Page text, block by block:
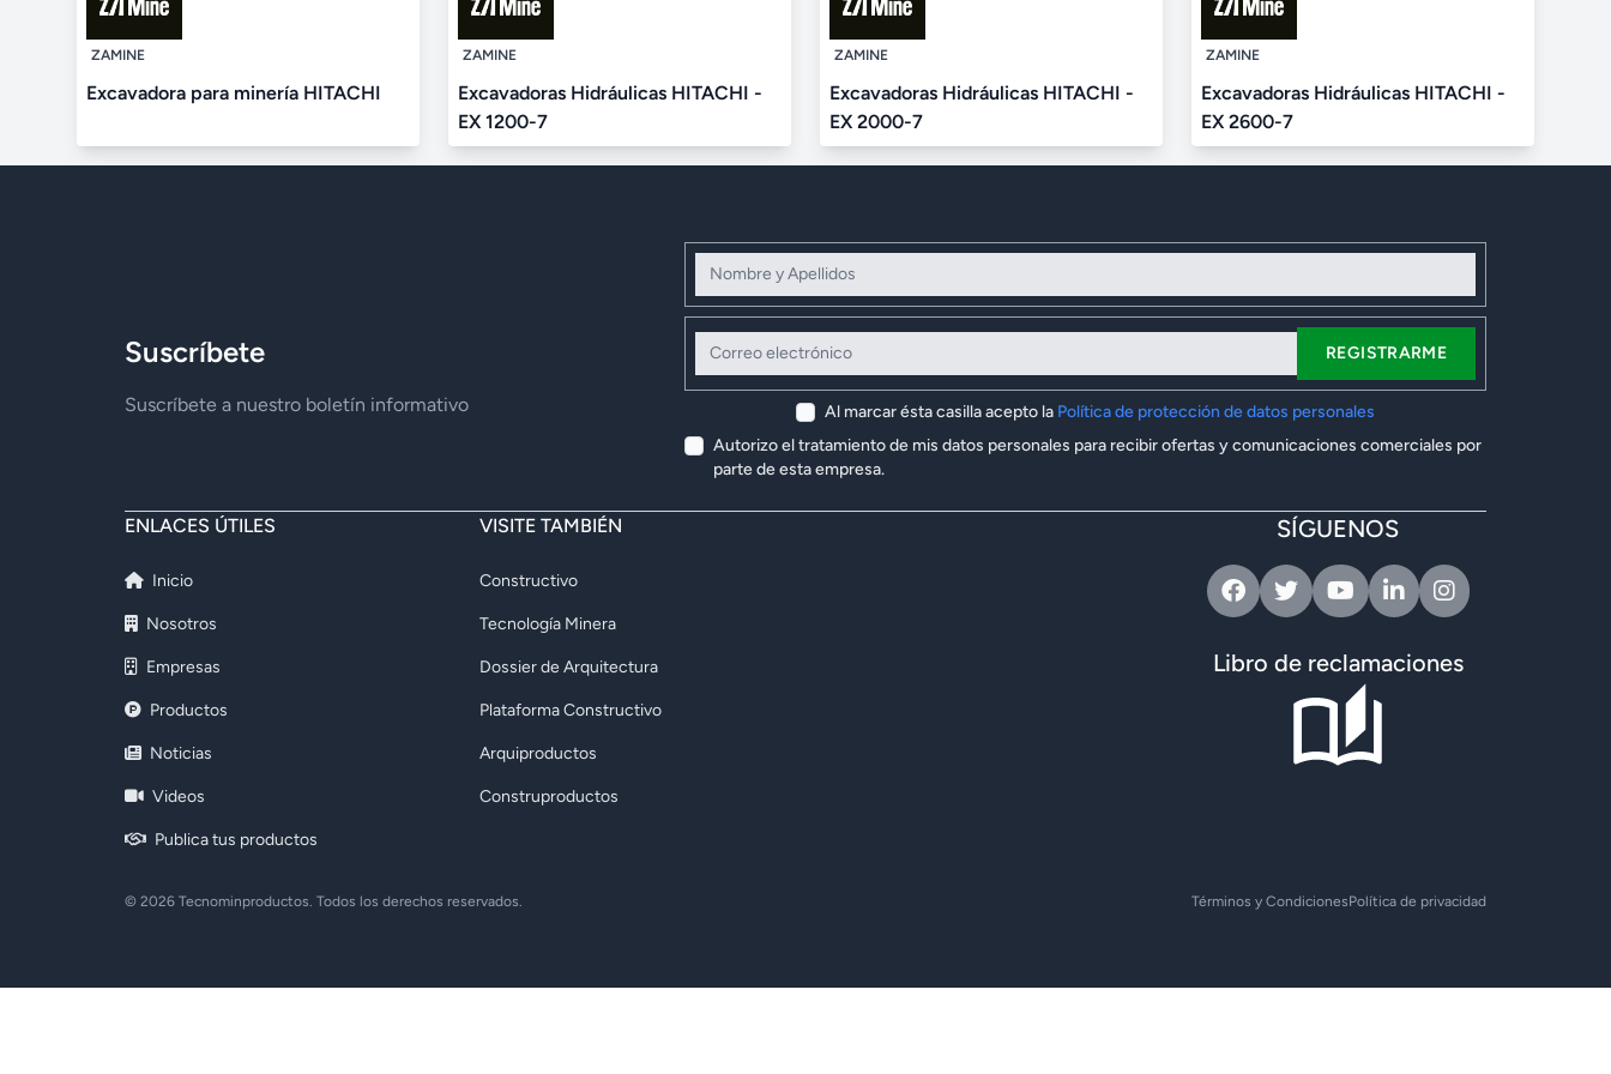
ZAMINE
Excavadora para minería HITACHI
ZAMINE
Excavadoras Hidráulicas HITACHI -
EX 1200-7
ZAMINE
Excavadoras Hidráulicas HITACHI -
EX 2000-7
ZAMINE
Excavadoras Hidráulicas HITACHI -
EX 2600-7
Suscríbete
Suscríbete a nuestro boletín informativo
Nombre y Apellidos
Correo electrónico
REGISTRARME
Al marcar ésta casilla acepto la Política de protección de datos personales
Autorizo el tratamiento de mis datos personales para recibir ofertas y comunicaciones comerciales por
parte de esta empresa.
ENLACES ÚTILES
Inicio
Nosotros
Empresas
Productos
Noticias
Videos
Publica tus productos
VISITE TAMBIÉN
Constructivo
Tecnología Minera
Dossier de Arquitectura
Plataforma Constructivo
Arquiproductos
Construproductos
SÍGUENOS
FacebookTwitterYoutubeLinkedinInstagram
Libro de reclamaciones
© 2026 Tecnominproductos. Todos los derechos reservados. Términos y CondicionesPolítica de privacidad